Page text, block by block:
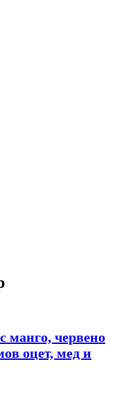
манго, червено
оцет, мед и